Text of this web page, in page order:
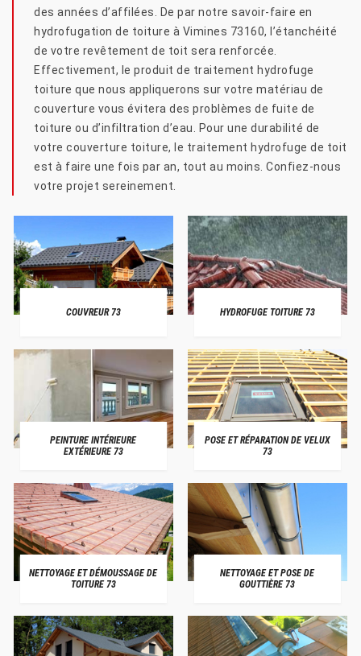
des années d’affilées. De par notre savoir-faire en
hydrofugation de toiture à Vimines 73160, l’étanchéité
de votre revêtement de toit sera renforcée.
Effectivement, le produit de traitement hydrofuge
toiture que nous appliquerons sur votre matériau de
couverture vous évitera des problèmes de fuite de
toiture ou d’infiltration d’eau. Pour une durabilité de
votre couverture toiture, le traitement hydrofuge de toit
est à faire une fois par an, tout au moins. Confiez-nous
votre projet sereinement.
COUVREUR 73 HYDROFUGE TOITURE 73
PEINTURE INTÉRIEURE
EXTÉRIEURE 73
POSE ET RÉPARATION DE VELUX
73
NETTOYAGE ET DÉMOUSSAGE DE
TOITURE 73
NETTOYAGE ET POSE DE
GOUTTIÈRE 73